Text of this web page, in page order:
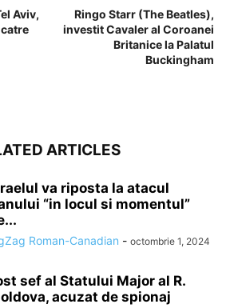
Aviv,
catre
Ringo Starr (The Beatles),
investit Cavaler al Coroanei
Britanice la Palatul
Buckingham
ARTICLES
va riposta la atacul
“in locul si momentul”
Roman-Canadian - octombrie 1, 2024
sef al Statului Major al R.
acuzat de spionaj